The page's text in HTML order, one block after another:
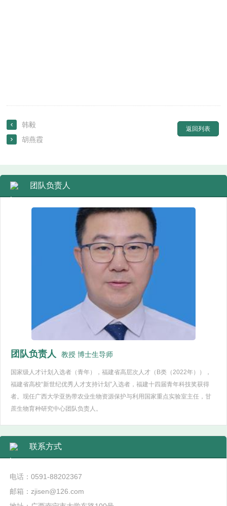
 韩毅
 胡燕霞
返回列表
团队负责人
团队负责人 教授 博士生导师
国家级人才计划入选者（青年），福建省高层次人才（B类（2022年）），
福建省高校“新世纪优秀人才支持计划”入选者，福建十四届青年科技奖获得
者。现任广西大学亚热带农业生物资源保护与利用国家重点实验室主任，甘
蔗生物育种研究中心团队负责人。
联系方式
电话：0591-88202367
邮箱：zjisen@126.com